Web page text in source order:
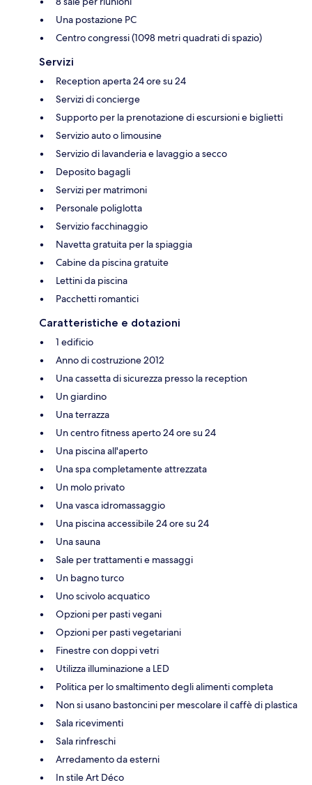
Una postazione PC
Centro congressi (1098 metri quadrati di spazio)
Servizi
Reception aperta 24 ore su 24
Servizi di concierge
Supporto per la prenotazione di escursioni e biglietti
Servizio auto o limousine
Servizio di lavanderia e lavaggio a secco
Deposito bagagli
Servizi per matrimoni
Personale poliglotta
Servizio facchinaggio
Navetta gratuita per la spiaggia
Cabine da piscina gratuite
Lettini da piscina
Pacchetti romantici
Caratteristiche e dotazioni
1 edificio
Anno di costruzione 2012
Una cassetta di sicurezza presso la reception
Un giardino
Una terrazza
Un centro fitness aperto 24 ore su 24
Una piscina all'aperto
Una spa completamente attrezzata
Un molo privato
Una vasca idromassaggio
Una piscina accessibile 24 ore su 24
Una sauna
Sale per trattamenti e massaggi
Un bagno turco
Uno scivolo acquatico
Opzioni per pasti vegani
Opzioni per pasti vegetariani
Finestre con doppi vetri
Utilizza illuminazione a LED
Politica per lo smaltimento degli alimenti completa
Non si usano bastoncini per mescolare il caffè di plastica
Sala ricevimenti
Sala rinfreschi
Arredamento da esterni
In stile Art Déco